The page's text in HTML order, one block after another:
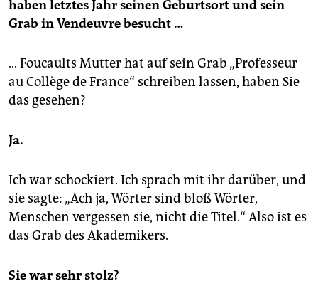
haben letztes Jahr seinen Geburtsort und sein
Grab in Vendeuvre besucht …
… Foucaults Mutter hat auf sein Grab „Professeur
au Collège de France“ schreiben lassen, haben Sie
das gesehen?
Ja.
Ich war schockiert. Ich sprach mit ihr darüber, und
sie sagte: „Ach ja, Wörter sind bloß Wörter,
Menschen vergessen sie, nicht die Titel.“ Also ist es
das Grab des Akademikers.
Sie war sehr stolz?